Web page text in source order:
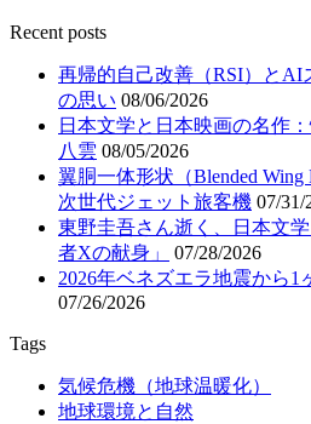
Recent posts
再帰的自己改善（RSI）とAI
の思い 08/06/2026
日本文学と日本映画の名作
八雲 08/05/2026
翼胴一体形状（Blended
次世代ジェット旅客機 07/31/
東野圭吾さん逝く、日本文
者Xの献身」
07/28/2026
2026年ベネズエラ地震から
07/26/2026
Tags
気候危機（地球温暖化）
地球環境と自然